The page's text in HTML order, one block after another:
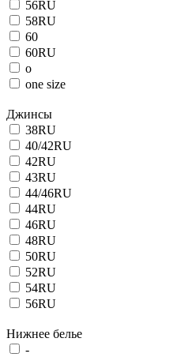
56RU
58RU
60
60RU
o
one size
Джинсы
38RU
40/42RU
42RU
43RU
44/46RU
44RU
46RU
48RU
50RU
52RU
54RU
56RU
Нижнее белье
-